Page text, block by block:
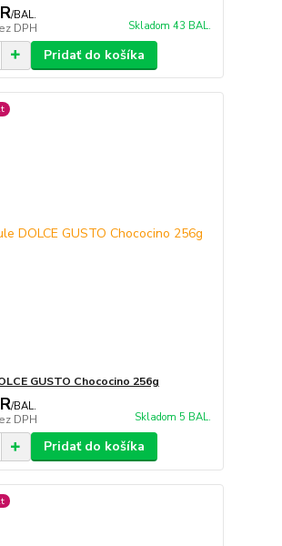
/BAL.
DPH Skladom 43 BAL.
Pridať do košíka
GUSTO Chococino 256g
/BAL.
DPH Skladom 5 BAL.
Pridať do košíka